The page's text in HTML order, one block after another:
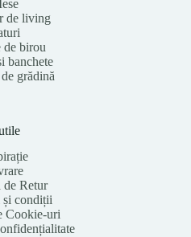
de living
de birou
banchete
grădină
de Retur
și condiții
Cookie-uri